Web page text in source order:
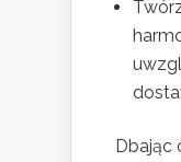
Dbając